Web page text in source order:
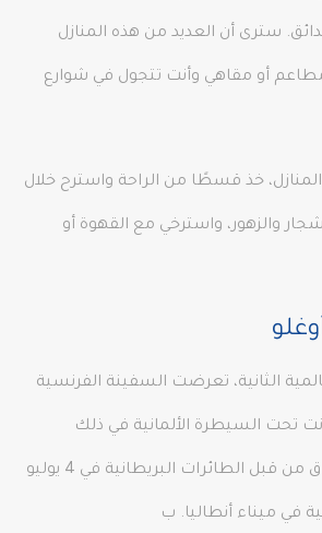
سترى أن العديد من هذه المنازل
أو مقاهي وأنت تتجول في شوارع
خذ قسطًا من الراحة واسترح خلال
والزهور، واسترخي مع القهوة أو
الثانية، تعرضت السفينة الفرنسية
تحت السيطرة الألمانية في ذلك
الوقت) لقصف وإغراق من قبل الطائرات البريطانية في 4 يوليو